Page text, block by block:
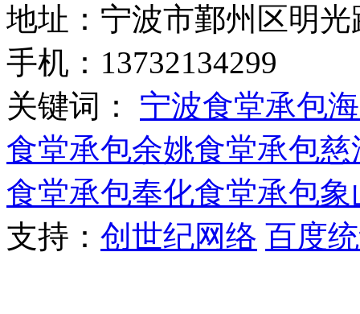
地址：宁波市鄞州区明光
手机：13732134299
关键词： 宁波食堂承包
食堂承包余姚食堂承包慈
食堂承包奉化食堂承包象
支持： 创世纪网络 百度